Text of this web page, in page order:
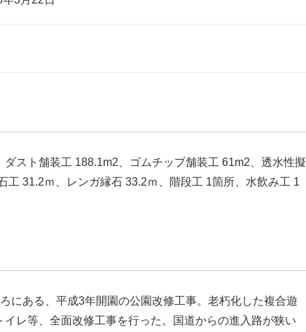
スト舗装工 188.1m2、ゴムチップ舗装工 61m2、透水性擬
工 31.2ｍ、レンガ縁石 33.2ｍ、階段工 1箇所、水飲み工 1
にある、平成3年開園の公園改修工事。老朽化した複合遊
レ等、全面改修工事を行った。国道からの進入路が狭い